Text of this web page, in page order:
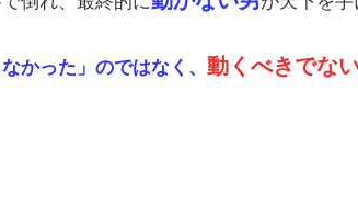
なかった」のではなく、 動くべきでな